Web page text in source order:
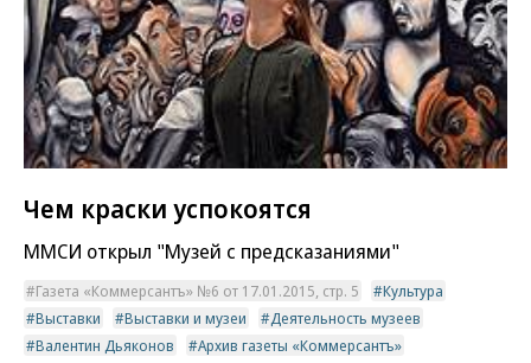
Чем краски успокоятся
ММСИ открыл "Музей с предсказаниями"
Газета «Коммерсантъ» №6 от 17.01.2015, стр. 5
Культура
Выставки
Выставки и музеи
Деятельность музеев
Валентин Дьяконов
Архив газеты «Коммерсантъ»